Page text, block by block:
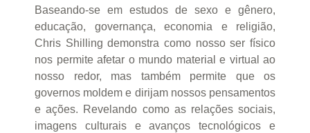
Baseando-se em estudos de sexo e gênero,
educação, governança, economia e religião,
Chris Shilling demonstra como nosso ser físico
nos permite afetar o mundo material e virtual ao
nosso redor, mas também permite que os
governos moldem e dirijam nossos pensamentos
e ações. Revelando como as relações sociais,
imagens culturais e avanços tecnológicos e